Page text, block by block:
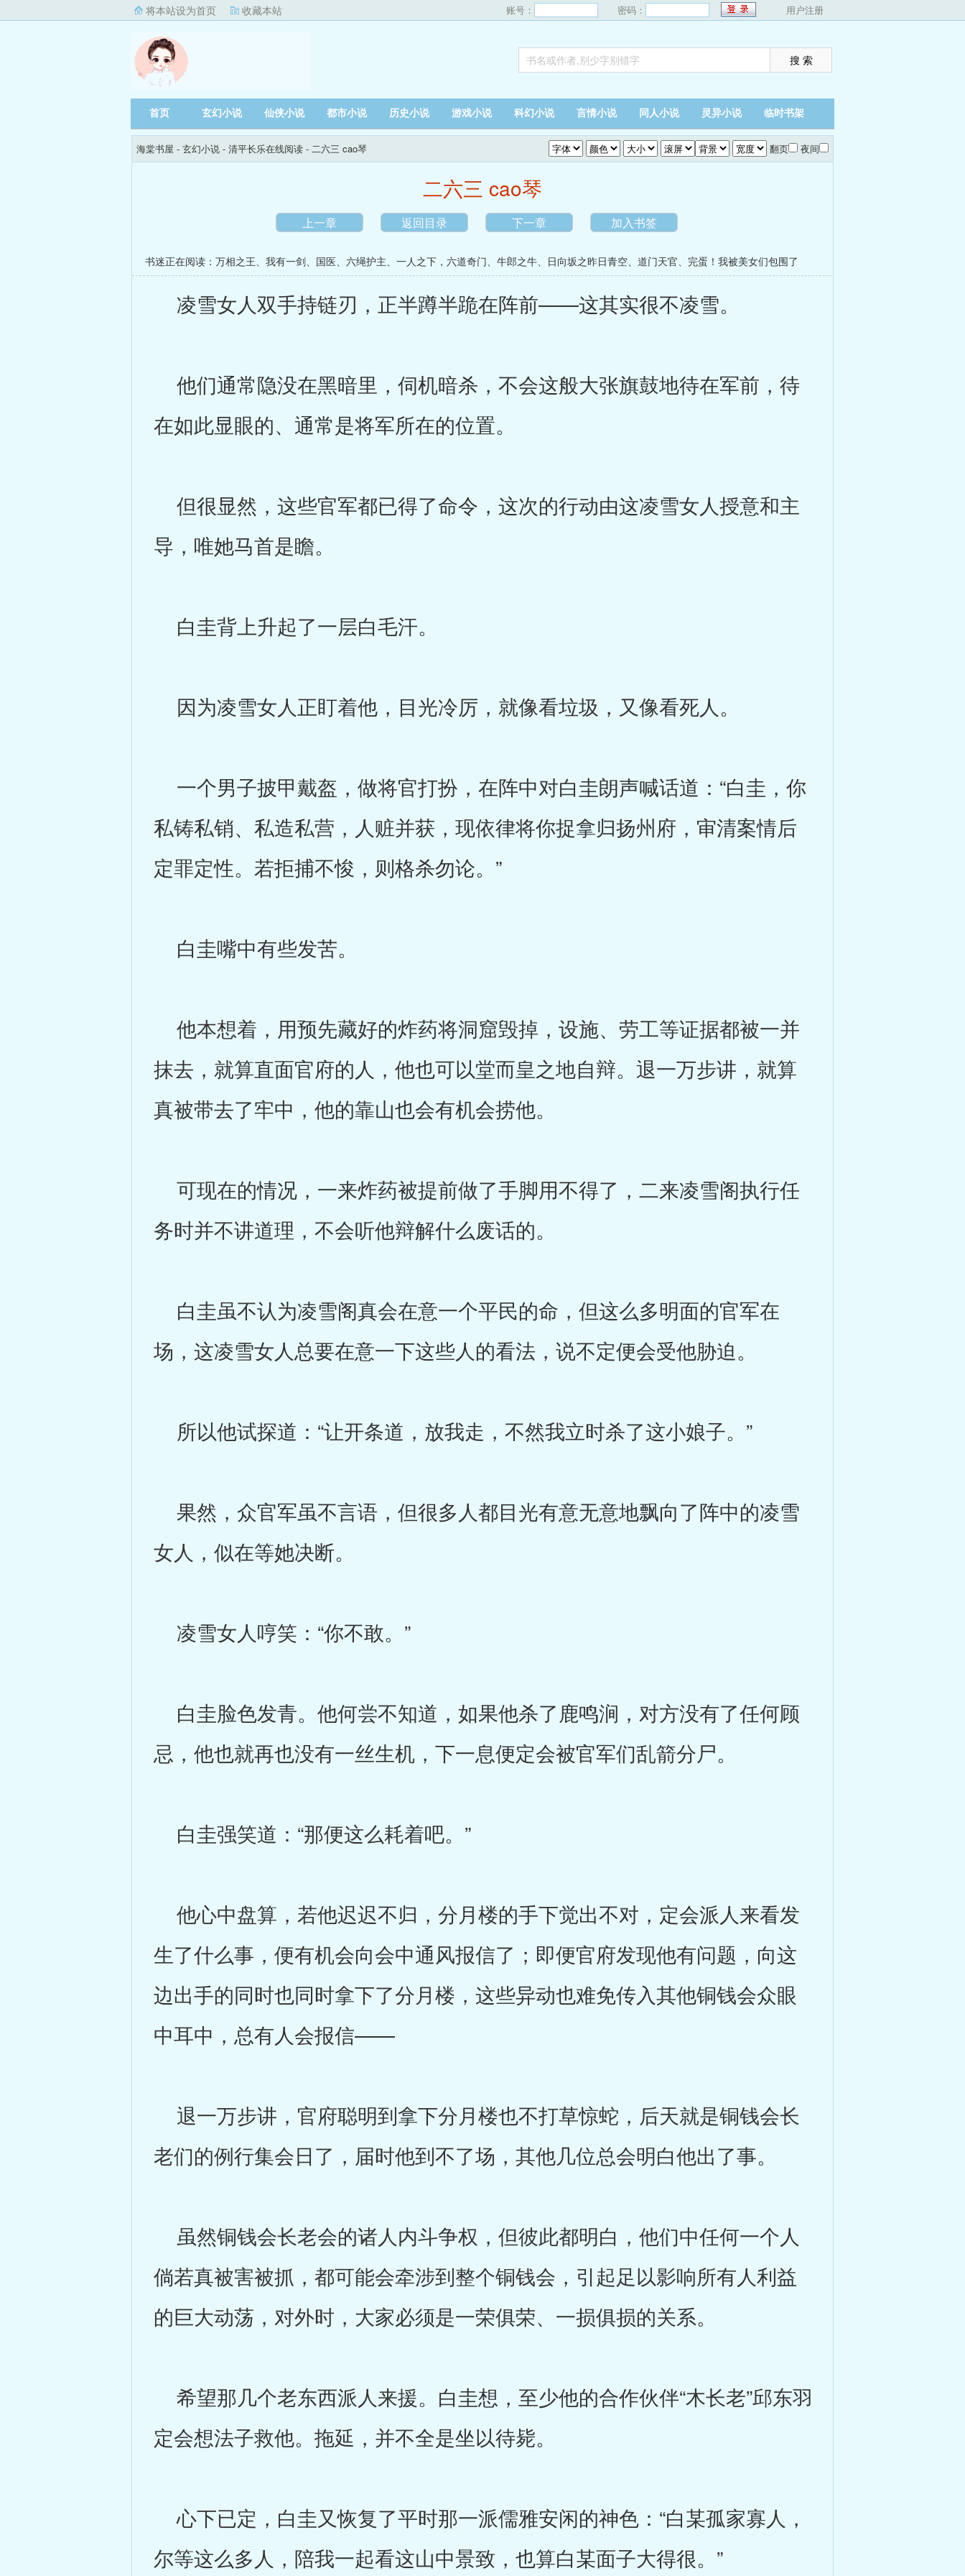
将本站设为首页 收藏本站 账号： 密码： 用户注册
首页 玄幻小说 仙侠小说 都市小说 历史小说 游戏小说 科幻小说 言情小说 同人小说 灵异小说 临时书架
海棠书屋 - 玄幻小说 - 清平长乐在线阅读 - 二六三 cao琴 翻页 夜间
二六三 cao琴
上一章 返回目录 下一章 加入书签
书迷正在阅读： 万相之王、 我有一剑、 国医、 六绳护主、 一人之下，六道奇门、 牛郎之牛、 日向坂之昨日青空、 道门天官、 完蛋！我被美女们包围了
凌雪女人双手持链刃，正半蹲半跪在阵前——这其实很不凌雪。
他们通常隐没在黑暗里，伺机暗杀，不会这般大张旗鼓地待在军前，待
在如此显眼的、通常是将军所在的位置。
但很显然，这些官军都已得了命令，这次的行动由这凌雪女人授意和主
导，唯她马首是瞻。
白圭背上升起了一层白毛汗。
因为凌雪女人正盯着他，目光冷厉，就像看垃圾，又像看死人。
一个男子披甲戴盔，做将官打扮，在阵中对白圭朗声喊话道：“白圭，你
私铸私销、私造私营，人赃并获，现依律将你捉拿归扬州府，审清案情后
定罪定性。若拒捕不悛，则格杀勿论。”
白圭嘴中有些发苦。
他本想着，用预先藏好的炸药将洞窟毁掉，设施、劳工等证据都被一并
抹去，就算直面官府的人，他也可以堂而皇之地自辩。退一万步讲，就算
真被带去了牢中，他的靠山也会有机会捞他。
可现在的情况，一来炸药被提前做了手脚用不得了，二来凌雪阁执行任
务时并不讲道理，不会听他辩解什么废话的。
白圭虽不认为凌雪阁真会在意一个平民的命，但这么多明面的官军在
场，这凌雪女人总要在意一下这些人的看法，说不定便会受他胁迫。
所以他试探道：“让开条道，放我走，不然我立时杀了这小娘子。”
果然，众官军虽不言语，但很多人都目光有意无意地飘向了阵中的凌雪
女人，似在等她决断。
凌雪女人哼笑：“你不敢。”
白圭脸色发青。他何尝不知道，如果他杀了鹿鸣涧，对方没有了任何顾
忌，他也就再也没有一丝生机，下一息便定会被官军们乱箭分尸。
白圭强笑道：“那便这么耗着吧。”
他心中盘算，若他迟迟不归，分月楼的手下觉出不对，定会派人来看发
生了什么事，便有机会向会中通风报信了；即便官府发现他有问题，向这
边出手的同时也同时拿下了分月楼，这些异动也难免传入其他铜钱会众眼
中耳中，总有人会报信——
退一万步讲，官府聪明到拿下分月楼也不打草惊蛇，后天就是铜钱会长
老们的例行集会日了，届时他到不了场，其他几位总会明白他出了事。
虽然铜钱会长老会的诸人内斗争权，但彼此都明白，他们中任何一个人
倘若真被害被抓，都可能会牵涉到整个铜钱会，引起足以影响所有人利益
的巨大动荡，对外时，大家必须是一荣俱荣、一损俱损的关系。
希望那几个老东西派人来援。白圭想，至少他的合作伙伴“木长老”邱东羽
定会想法子救他。拖延，并不全是坐以待毙。
心下已定，白圭又恢复了平时那一派儒雅安闲的神色：“白某孤家寡人，
尔等这么多人，陪我一起看这山中景致，也算白某面子大得很。”